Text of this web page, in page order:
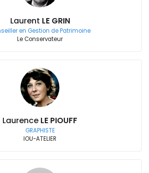
Laurent LE GRIN
en Gestion de Patrimoine
Le Conservateur
Laurence LE PIOUFF
GRAPHISTE
IOU-ATELIER